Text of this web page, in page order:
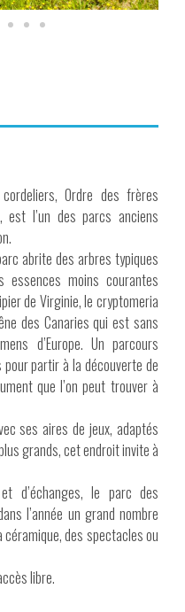
Ordre des frères
est l’un des parcs anciens
abrite des arbres typiques
moins courantes
de Virginie, le cryptomeria
des Canaries qui est sans
d’Europe. Un parcours
partir à la découverte de
que l’on peut trouver à
ses aires de jeux, adaptés
grands, cet endroit invite à
d’échanges, le parc des
l’année un grand nombre
céramique, des spectacles ou
libre.